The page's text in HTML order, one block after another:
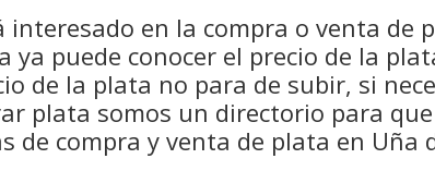
interesado en la compra o venta de
ya puede conocer el precio de la
de la plata no para de subir, si
plata somos un directorio para
de compra y venta de plata en Uña